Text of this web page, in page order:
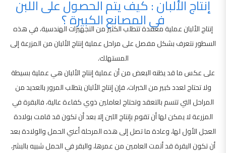
إنتاج الألبان : كيف يتم الحصول على اللبن
في المصانع الكبيرة ؟
إنتاج الألبان عملية معقدة تتطلب الكثير من التجهيزات الهندسية، في هذه
السطور نتعرف بشكل مفصل على مراحل عملية إنتاج الألبان من المزرعة إلى
المستهلك.
على عكس ما قد يظنه البعض من أن عملية إنتاج الألبان هي عملية بسيطة
ولا تحتاج لعدد كبير من الخبرات، فإن إنتاج الألبان يتطلب المرور بالعديد من
المراحل التي تتسم بالتعقد وتحتاج لعاملين ذوي كفاءة عالية، فالبقرة في
المزرعة لا يمكن لها أن تقوم بإنتاج اللبن إلا بعد أن تكون قد قامت بولادة
العجل الأول لها، وعادة ما تصل إلى هذه المرحلة أعني الحمل والولادة بعد
أن تكون البقرة قد أتمت العامين من عمرها، والبقر في الحمل شبيه بالبشر،